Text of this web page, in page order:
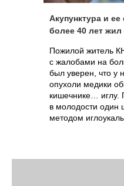
Акупунктура и
более 40 лет
Пожилой житель
с жалобами на
был уверен, что у
опухоли медики
кишечнике… иглу.
в молодости один
методом